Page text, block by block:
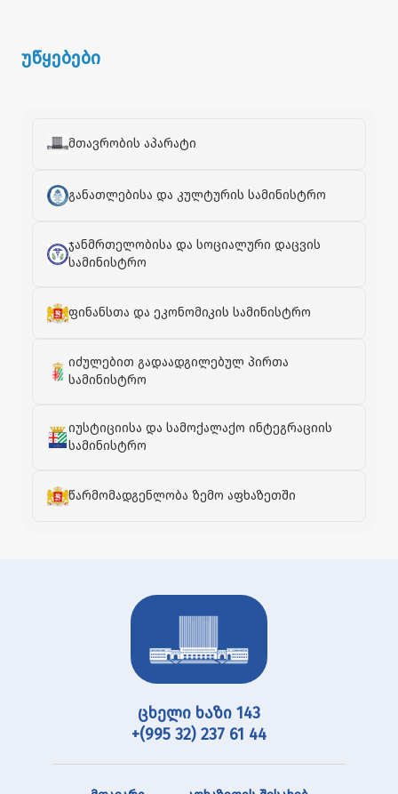
უწყებები
მთავრობის აპარატი
განათლებისა და კულტურის სამინისტრო
ჯანმრთელობისა და სოციალური დაცვის
სამინისტრო
ფინანსთა და ეკონომიკის სამინისტრო
იძულებით გადაადგილებულ პირთა
სამინისტრო
იუსტიციისა და სამოქალაქო ინტეგრაციის
სამინისტრო
წარმომადგენლობა ზემო აფხაზეთში
ცხელი ხაზი 143
+(995 32) 237 61 44